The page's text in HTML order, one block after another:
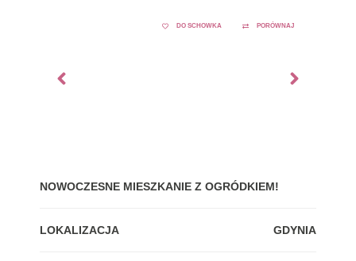
DO SCHOWKA PORÓWNAJ
NOWOCZESNE MIESZKANIE Z OGRÓDKIEM!
LOKALIZACJA GDYNIA